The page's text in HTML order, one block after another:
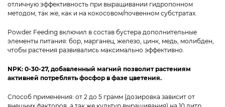
отличную эффективность при выращивании гидропонном
методом, так же, как и на кокосовом/почвенном субстратах.
Powder Feeding включил в состав бустера дополнительные
элементы питания: бор, марганец, железо, цинк, медь, молибден,
чтобы растения развивались максимально эффективно.
NPK: 0-30-27, добавленный магний позволит растениям
активней потреблять фосфор в фазе цветения.
Способ применения: от 2 до 5 грамм (дозировка зависит от